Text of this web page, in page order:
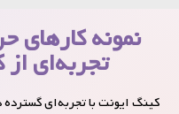
نمونه کارهای
تجربه‌ای
کینگ ایونت با تجربه‌ای گسترده